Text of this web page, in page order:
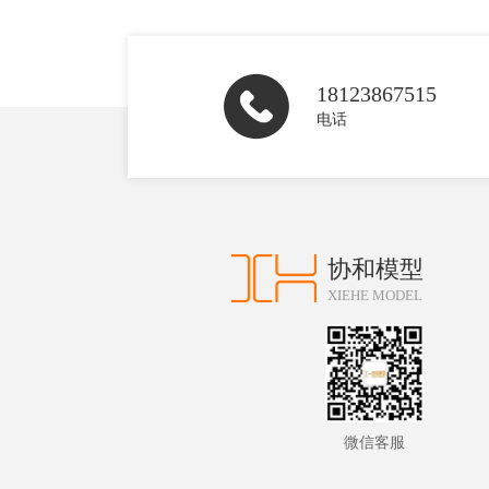
18123867515
电话
协和模型
XIEHE MODEL
微信客服